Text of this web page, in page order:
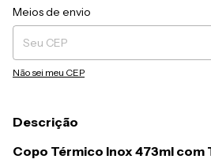
Entregas para o CEP:
Meios de envio
Não sei meu CEP
Descrição
Copo Térmico Inox 473ml com